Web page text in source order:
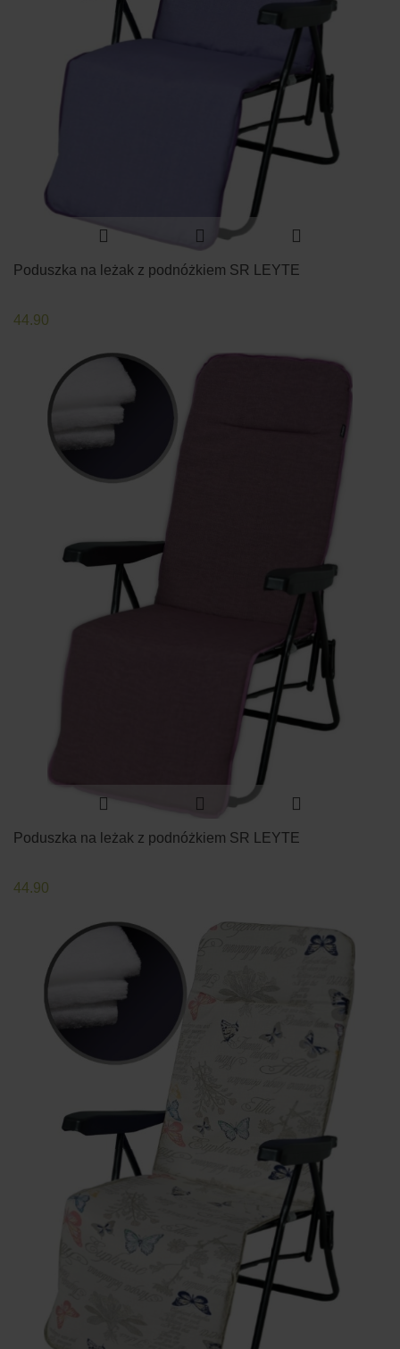
Poduszka na leżak z podnóżkiem SR LEYTE
44.90
Poduszka na leżak z podnóżkiem SR LEYTE
44.90